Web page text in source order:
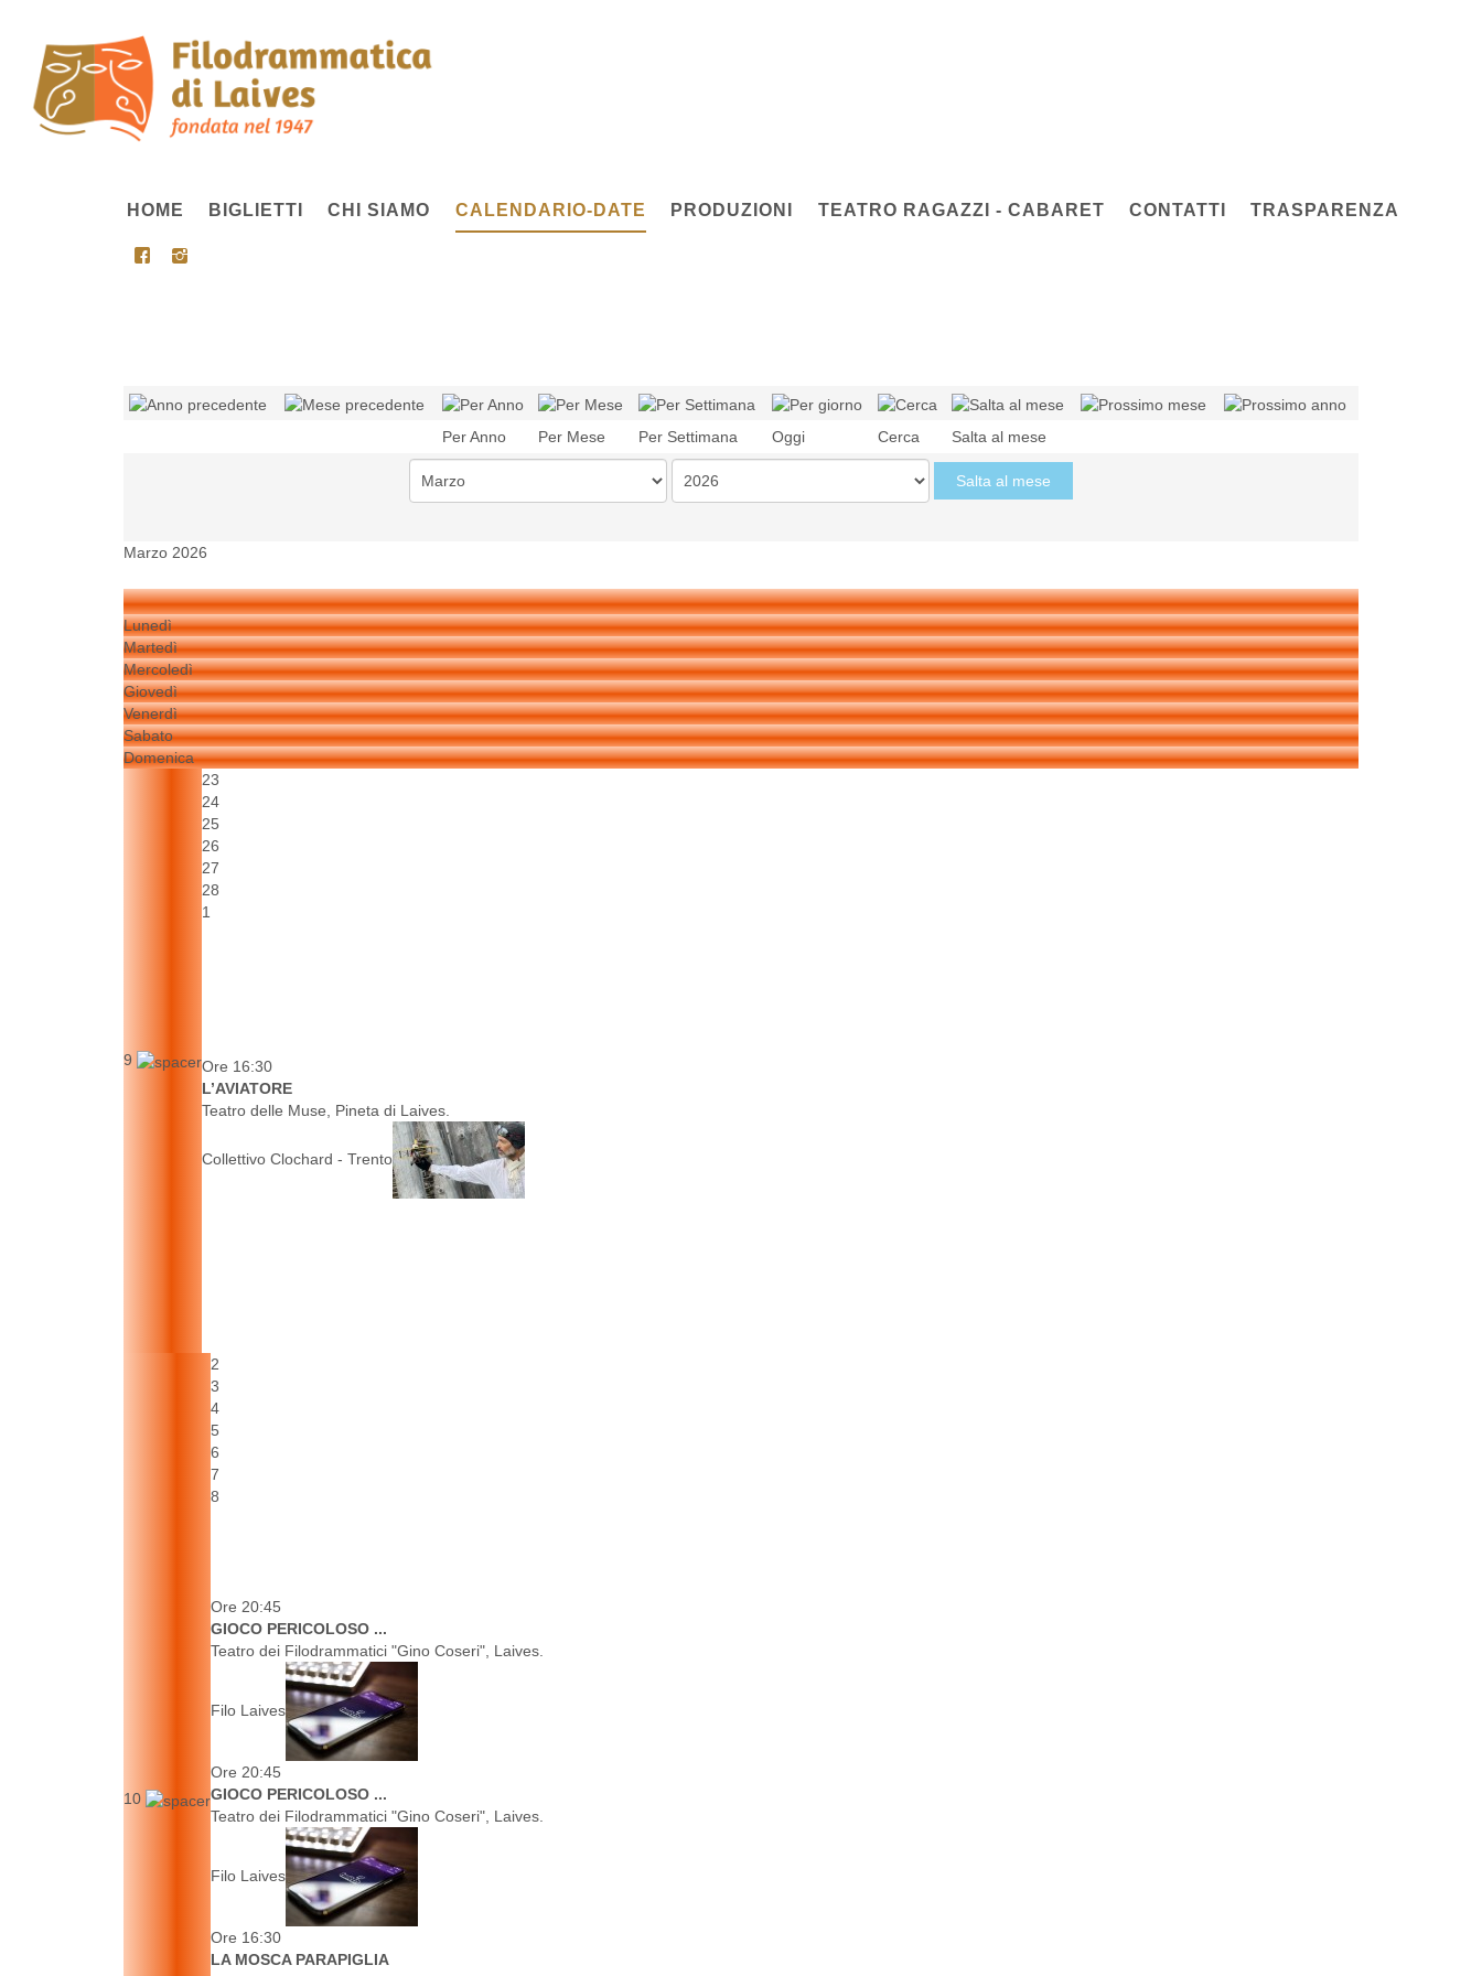
HOME BIGLIETTI CHI SIAMO CALENDARIO-DATE PRODUZIONI TEATRO RAGAZZI - CABARET CONTATTI TRASPARENZA
Per Anno Per Mese Per Settimana Oggi Cerca Salta al mese
Salta al mese
Marzo 2026
Lunedì
Martedì
Mercoledì
Giovedì
Venerdì
Sabato
Domenica
9
23
24
25
26
27
28
1
Ore 16:30
L’AVIATORE
Teatro delle Muse, Pineta di Laives.
Collettivo Clochard - Trento
10
2
3
4
5
6
7
8
Ore 20:45
GIOCO PERICOLOSO ...
Teatro dei Filodrammatici "Gino Coseri", Laives.
Filo Laives
Ore 20:45
GIOCO PERICOLOSO ...
Teatro dei Filodrammatici "Gino Coseri", Laives.
Filo Laives
Ore 16:30
LA MOSCA PARAPIGLIA